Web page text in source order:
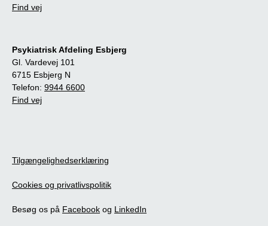
Find vej
Psykiatrisk Afdeling Esbjerg
Gl. Vardevej 101
6715 Esbjerg N
Telefon: 9944 6600
Find vej
Tilgængelighedserklæring
Cookies og privatlivspolitik
Besøg os på Facebook og LinkedIn